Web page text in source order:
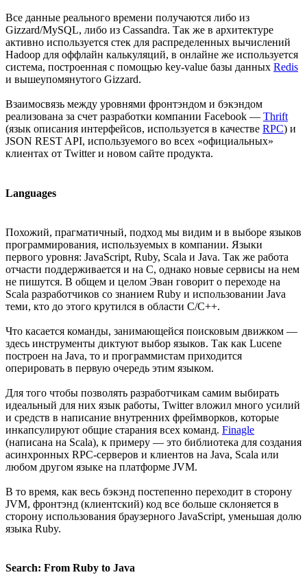
Все данные реального времени получаются либо из
Gizzard/MySQL, либо из Cassandra. Так же в архитектуре
активно используется стек для распределенных вычислений
Hadoop для оффлайн калькуляций, в онлайне же используется
система, построенная с помощью key-value базы данных Redis
и вышеупомянутого Gizzard.
Взаимосвязь между уровнями фронтэндом и бэкэндом
реализована за счет разработки компании Facebook — Thrift
(язык описания интерфейсов, используется в качестве RPC) и
JSON REST API, используемого во всех «официальных»
клиентах от Twitter и новом сайте продукта.
Languages
Похожий, прагматичный, подход мы видим и в выборе языков
программирования, используемых в компании. Языки
первого уровня: JavaScript, Ruby, Scala и Java. Так же работа
отчасти поддерживается и на C, однако новые сервисы на нем
не пишутся. В общем и целом Эван говорит о переходе на
Scala разработчиков со знанием Ruby и использовании Java
теми, кто до этого крутился в области C/C++.
Что касается команды, занимающейся поисковым движком —
здесь инструменты диктуют выбор языков. Так как Lucene
построен на Java, то и программистам приходится
оперировать в первую очередь этим языком.
Для того чтобы позволять разработчикам самим выбирать
идеальный для них язык работы, Twitter вложил много усилий
и средств в написание внутренних фреймворков, которые
инкапсулируют общие старания всех команд. Finagle
(написана на Scala), к примеру — это библиотека для создания
асинхронных RPC-серверов и клиентов на Java, Scala или
любом другом языке на платформе JVM.
В то время, как весь бэкэнд постепенно переходит в сторону
JVM, фронтэнд (клиентский) код все больше склоняется в
сторону использования браузерного JavaScript, уменьшая долю
языка Ruby.
Search: From Ruby to Java